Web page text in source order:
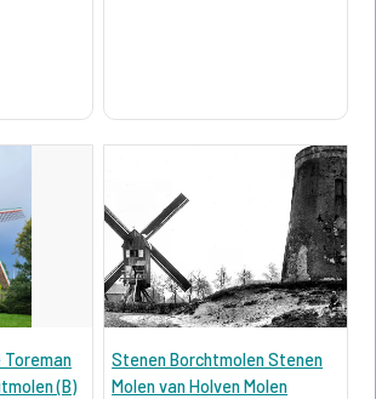
Toreman
(B)
Stenen Borchtmolen Stenen
Molen van Holven Molen